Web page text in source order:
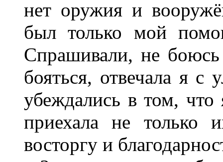
нет оружия и
был только мой
Спрашивали, не
бояться, отвечала я с
убеждались в том,
приехала не только
восторгу и